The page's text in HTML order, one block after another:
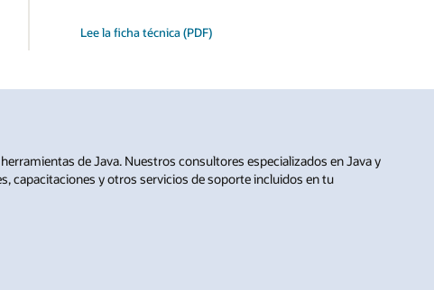
Lee la ficha técnica (PDF)
de Java. Nuestros consultores especializados en Java y
capacitaciones y otros servicios de soporte incluidos en tu